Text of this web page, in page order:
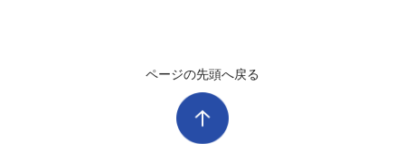
ページの先頭へ戻る